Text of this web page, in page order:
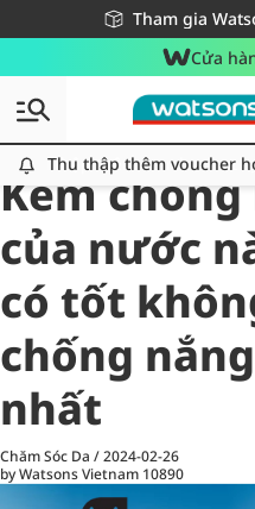
Tham gia
Miễn phí giao
Giao hàng nhanh 24h -
Cửa
Thu thập thêm voucher
All
Chăm Sóc Cá Nhân
Kem
của nước
có tốt
chống
nhất
Chăm Sóc Da /2024-02-26
by Watsons Vietnam 10890